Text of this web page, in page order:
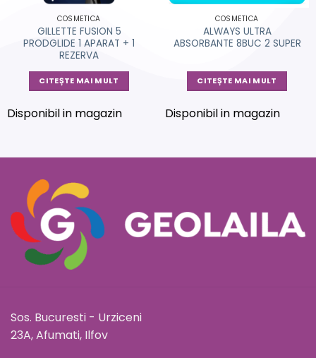
COSMETICA
GILLETTE FUSION 5
PRODGLIDE 1 APARAT + 1
REZERVA
CITEȘTE MAI MULT
Disponibil in magazin
COSMETICA
ALWAYS ULTRA
ABSORBANTE 8BUC 2 SUPER
CITEȘTE MAI MULT
Disponibil in magazin
Sos. Bucuresti - Urziceni
23A, Afumati, Ilfov